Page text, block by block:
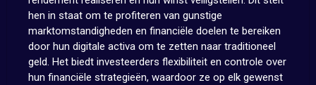
hen in staat om te profiteren van gunstige
marktomstandigheden en financiële doelen te bereiken
door hun digitale activa om te zetten naar traditioneel
geld. Het biedt investeerders flexibiliteit en controle over
hun financiële strategieën, waardoor ze op elk gewenst